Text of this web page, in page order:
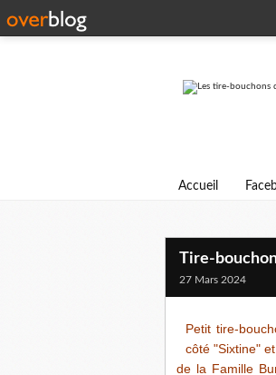
Accueil
Tire-
27 Mars 2024
Petit tire-
côté "Sixtine"
de la Famille